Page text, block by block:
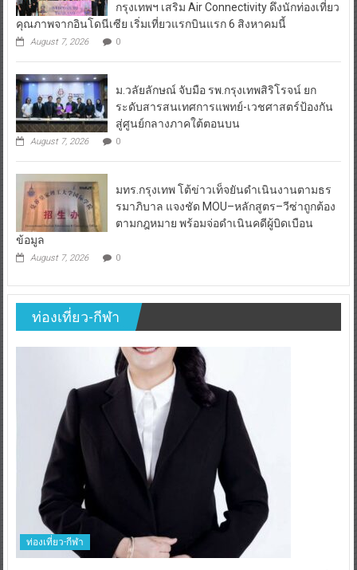
กรุงเทพฯ เสริม Air Connectivity ดึงนักท่องเที่ยว
คุณภาพจากอินโดนีเซีย เริ่มเที่ยวแรกบินแรก 6 สิงหาคมนี้
August 7, 2026 0
ม.วลัยลักษณ์ จับมือ รพ.กรุงเทพสิริโรจน์ ยก
ระดับสารสนเทศการแพทย์-เวชศาสตร์ป้องกัน
สู่ศูนย์กลางภาคใต้ตอนบน
August 7, 2026 0
มทร.กรุงเทพ โต้ข่าวเท็จยันดำเนินงานตามธร
รมาภิบาล แจงชัด MOU–หลักสูตร–วีซ่าถูกต้อง
ตามกฎหมาย พร้อมจ่อดำเนินคดีผู้บิดเบือน
ข้อมูล
August 7, 2026 0
ท่องเที่ยว-กีฬา
ท่องเที่ยว-กีฬา